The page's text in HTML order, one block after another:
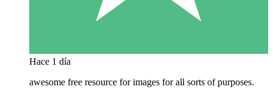
Hace 1 día
awesome free resource for images for all sorts of purposes.